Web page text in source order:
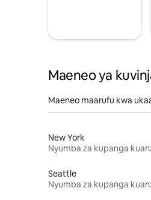
Maeneo ya
Maeneo maarufu kwa
New York
Seattle